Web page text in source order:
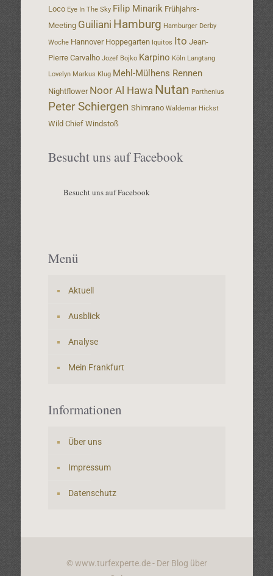
Loco Eye In The Sky Filip Minarik Frühjahrs-
Meeting Guiliani Hamburg Hamburger Derby
Woche Hannover Hoppegarten Iquitos Ito Jean-
Pierre Carvalho Jozef Bojko Karpino Köln Langtang
Lovelyn Markus Klug Mehl-Mülhens Rennen
Nightflower Noor Al Hawa Nutan Parthenius
Peter Schiergen Shimrano Waldemar Hickst
Wild Chief Windstoß
Besucht uns auf Facebook
Besucht uns auf Facebook
Menü
Aktuell
Ausblick
Analyse
Mein Frankfurt
Informationen
Über uns
Impressum
Datenschutz
© www.turfexperte.de - Der Blog über